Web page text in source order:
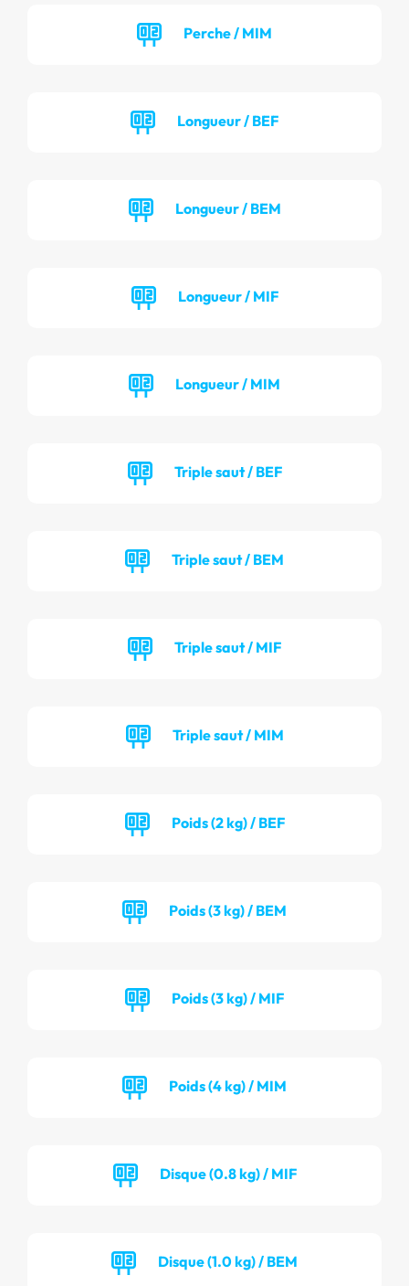
Perche / MIM
Longueur / BEF
Longueur / BEM
Longueur / MIF
Longueur / MIM
Triple saut / BEF
Triple saut / BEM
Triple saut / MIF
Triple saut / MIM
Poids (2 kg) / BEF
Poids (3 kg) / BEM
Poids (3 kg) / MIF
Poids (4 kg) / MIM
Disque (0.8 kg) / MIF
Disque (1.0 kg) / BEM